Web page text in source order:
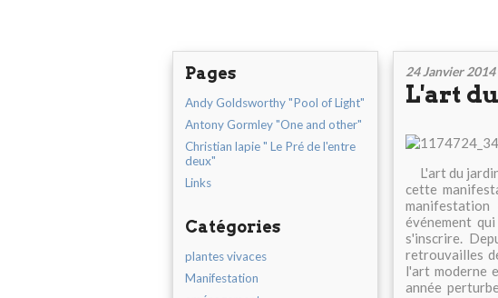
Pages
Andy Goldsworthy "Pool of Light"
Antony Gormley "One and other"
Christian lapie " Le Pré de l'entre
deux"
Links
Catégories
plantes vivaces
Manifestation
24 Janvier 2014
L'art
L'art du
cette
événement
s'inscrire.
retrouvailles
l'art moderne
année